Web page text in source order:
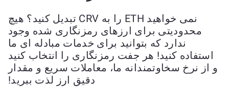
نمی خواهید ETH را به CRV تبدیل کنید؟ هیچ
محدودیتی برای ارزهای رمزنگاری شده وجود
ندارد که بتوانید برای خدمات مبادله ای ما
استفاده کنید! هر جفت رمزنگاری را انتخاب کنید
و از نرخ سخاوتمندانه ما، معاملات سریع و مقدار
دقیق ارز لذت ببرید!